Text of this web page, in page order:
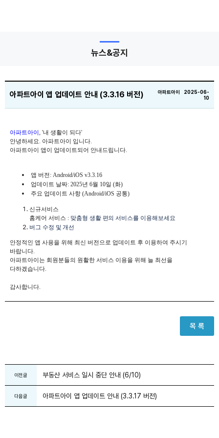
뉴스&공지
아파트아이 앱 업데이트 안내 (3.3.16 버전)
아파트아이 2025-06-
10
아파트아이 , '내 생활이 되다'
안녕하세요. 아파트아이 입니다.
아파트아이 앱이 업데이트되어 안내드립니다.
앱 버전: Android/iOS v3.3.16
업데이트 날짜: 2025년 6월 10일 (화)
주요 업데이트 사항 (Android/iOS 공통)
신규서비스
홈케어 서비스 : 맞춤형 생활 편의 서비스를 이용해보세요
버그 수정 및 개선
안정적인 앱 사용을 위해 최신 버전으로 업데이트 후 이용하여 주시기
바랍니다.
아파트아이는 회원분들의 원활한 서비스 이용을 위해 늘 최선을
다하겠습니다.
감사합니다.
목 록
이전글 부동산 서비스 일시 중단 안내 (6/10)
다음글 아파트아이 앱 업데이트 안내 (3.3.17 버전)